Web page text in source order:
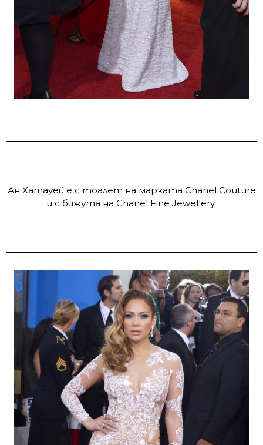
Ан Хатауей е с тоалет на марката Chanel Couture
и с бижута на Chanel Fine Jewellery.